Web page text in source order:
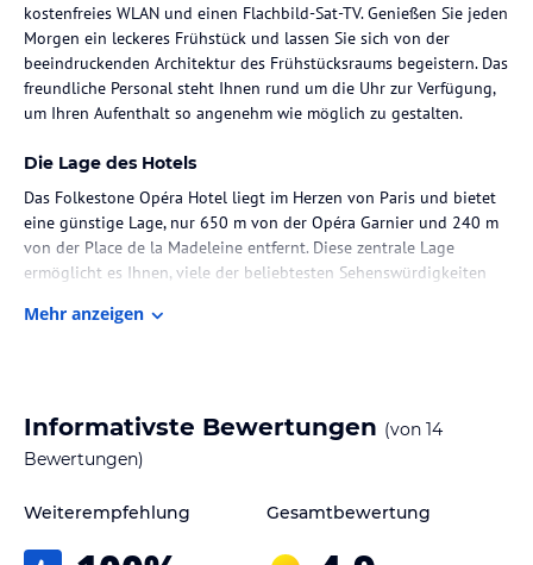
kostenfreies WLAN und einen Flachbild-Sat-TV. Genießen Sie jeden
Morgen ein leckeres Frühstück und lassen Sie sich von der
beeindruckenden Architektur des Frühstücksraums begeistern. Das
freundliche Personal steht Ihnen rund um die Uhr zur Verfügung,
um Ihren Aufenthalt so angenehm wie möglich zu gestalten.
Die Lage des Hotels
Das Folkestone Opéra Hotel liegt im Herzen von Paris und bietet
eine günstige Lage, nur 650 m von der Opéra Garnier und 240 m
von der Place de la Madeleine entfernt. Diese zentrale Lage
ermöglicht es Ihnen, viele der beliebtesten Sehenswürdigkeiten
Lafayette ist nur 8 Gehminuten entfernt, und die Umgebung bietet
Zimmer / Unterbringung im Hotel
Die Zimmer im Folkestone Opéra Hotel sind klimatisiert und
verfügt über eine Minibar, einen Balkon und einen Flachbild-Sat-
einem Haartrockner und kostenlosen Pflegeprodukten
Mehr anzeigen
Informativste Bewertungen (von 14
Bewertungen)
Weiterempfehlung Gesamtbewertung